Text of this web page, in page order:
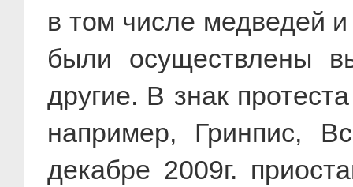
в том числе медведей и
были осуществлены
другие. В знак
например, Гринпис,
декабре 2009г.